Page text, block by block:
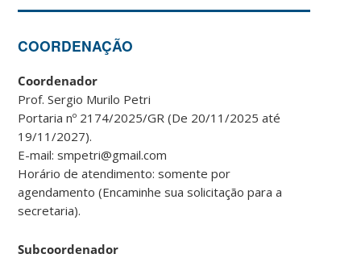
COORDENAÇÃO
Coordenador
Prof. Sergio Murilo Petri
Portaria nº 2174/2025/GR (De 20/11/2025 até
19/11/2027).
E-mail: smpetri@gmail.com
Horário de atendimento: somente por
agendamento (Encaminhe sua solicitação para a
secretaria).
Subcoordenador